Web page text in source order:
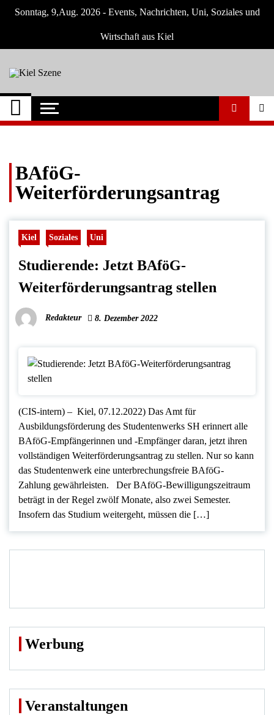
Skip
Sonntag, 9,Aug. 2026 - Events, Nachrichten, Uni, Soziales und
Wirtschaft aus Kiel
Kiel Szene
Neuigkeiten und Nachrichten aus Kiel und
Umgebung
BAföG-
Weiterförderungsantrag
Kiel Soziales Uni
Studierende: Jetzt BAföG-
Weiterförderungsantrag stellen
Redakteur 8. Dezember 2022
(CIS-intern) – Kiel, 07.12.2022) Das Amt für
Ausbildungsförderung des Studentenwerks SH erinnert alle
BAföG-Empfängerinnen und -Empfänger daran, jetzt ihren
vollständigen Weiterförderungsantrag zu stellen. Nur so kann
das Studentenwerk eine unterbrechungsfreie BAföG-
Zahlung gewährleisten. Der BAföG-Bewilligungszeitraum
beträgt in der Regel zwölf Monate, also zwei Semester.
Insofern das Studium weitergeht, müssen die […]
Werbung
Veranstaltungen